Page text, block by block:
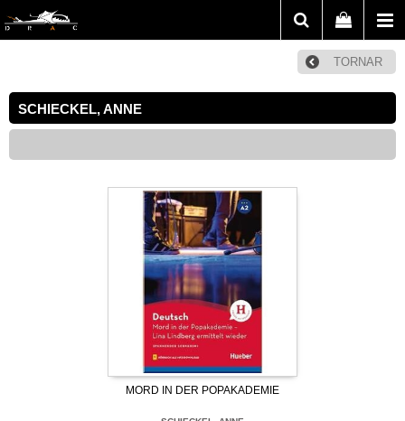
TORNAR
SCHIECKEL, ANNE
MORD IN DER POPAKADEMIE